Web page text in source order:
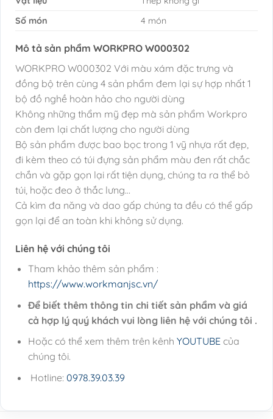
Số món
4 món
Mô tả sản phẩm WORKPRO W000302
WORKPRO W000302 Với màu xám đặc trưng và
đồng bộ trên cùng 4 sản phẩm đem lại sự hợp nhất 1
bộ đồ nghề hoàn hảo cho người dùng
Không những thẩm mỹ đẹp mà sản phẩm Workpro
còn đem lại chất lượng cho người dùng
Bộ sản phẩm được bao bọc trong 1 vỹ nhựa rất đẹp,
đi kèm theo có túi đựng sản phẩm màu đen rất chắc
chắn và gặp gọn lại rất tiện dụng, chúng ta ra thể bỏ
túi, hoặc đeo ở thắc lưng…
Cả kìm đa năng và dao gấp chúng ta đều có thể gấp
gọn lại để an toàn khi không sử dụng.
Liên hệ với chúng tôi
Tham khảo thêm sản phẩm :
https://www.workmanjsc.vn/
Để biết thêm thông tin chi tiết sản phẩm và giá
cả hợp lý quý khách vui lòng liên hệ với chúng tôi .
Hoặc có thể xem thêm trên kênh YOUTUBEcủa
chúng tôi.
Hotline: 0978.39.03.39